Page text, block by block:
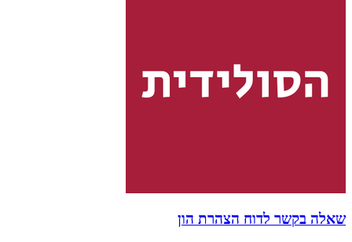
שאלה בקשר לדוח הצהרת הון